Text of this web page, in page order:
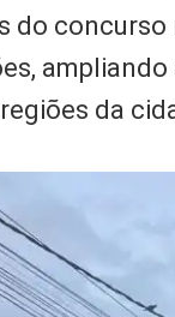
do concurso
da